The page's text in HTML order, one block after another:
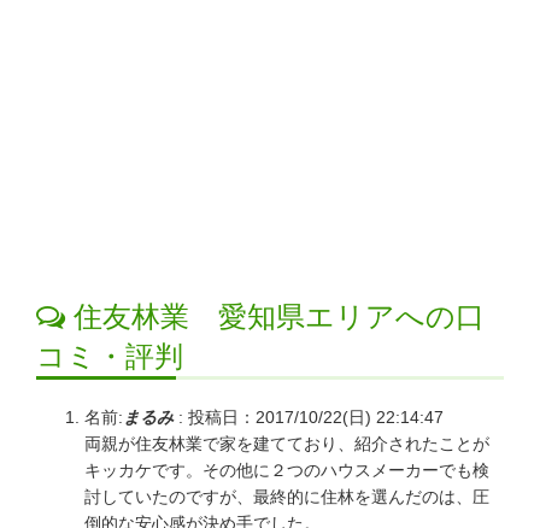
住友林業 愛知県エリアへの口
コミ・評判
名前: まるみ: 投稿日：2017/10/22(日) 22:14:47
両親が住友林業で家を建てており、紹介されたことが
キッカケです。その他に２つのハウスメーカーでも検
討していたのですが、最終的に住林を選んだのは、圧
倒的な安心感が決め手でした。